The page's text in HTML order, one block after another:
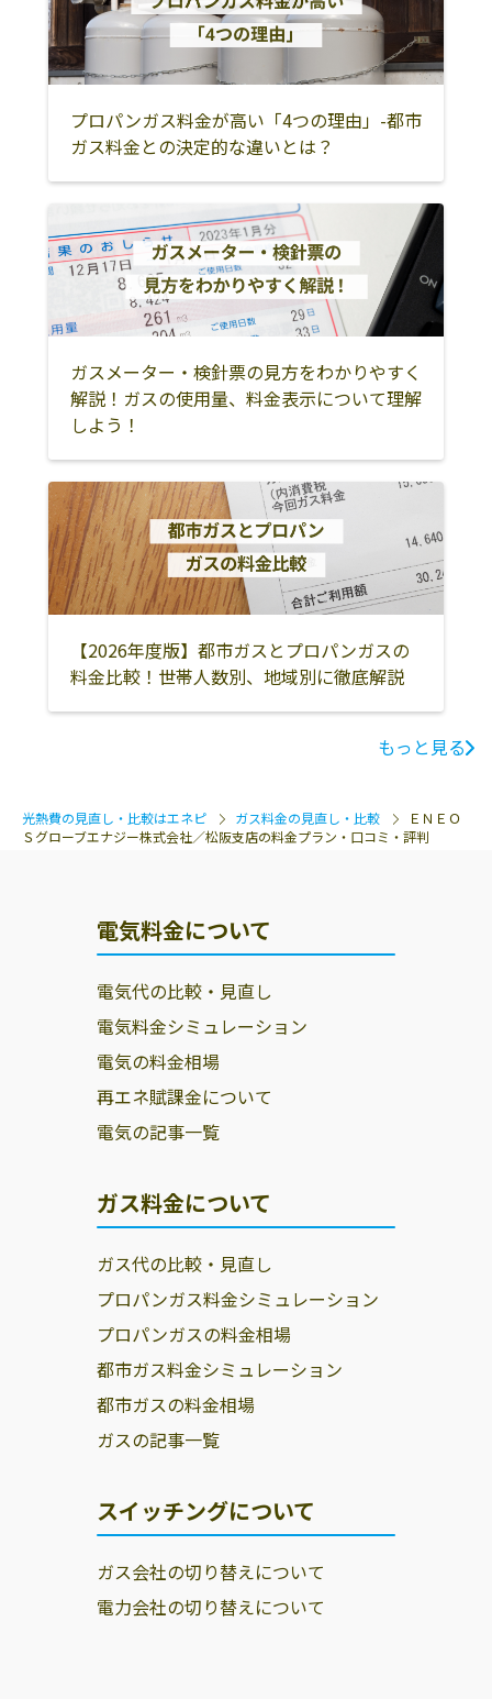
プロパンガス料金が高い「4つの理由」-都市
ガス料金との決定的な違いとは？
ガスメーター・検針票の見方をわかりやすく
解説！ガスの使用量、料金表示について理解
しよう！
【2026年度版】都市ガスとプロパンガスの
料金比較！世帯人数別、地域別に徹底解説
もっと見る
光熱費の見直し・比較はエネピ ガス料金の見直し・比較
ＥＮＥＯ
Ｓグローブエナジー株式会社／松阪支店の料金プラン・口コミ・評判
電気料金について
電気代の比較・見直し
電気料金シミュレーション
電気の料金相場
再エネ賦課金について
電気の記事一覧
ガス料金について
ガス代の比較・見直し
プロパンガス料金シミュレーション
プロパンガスの料金相場
都市ガス料金シミュレーション
都市ガスの料金相場
ガスの記事一覧
スイッチングについて
ガス会社の切り替えについて
電力会社の切り替えについて